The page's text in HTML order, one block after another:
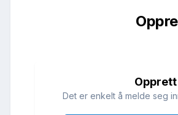
Det er enkelt å melde seg